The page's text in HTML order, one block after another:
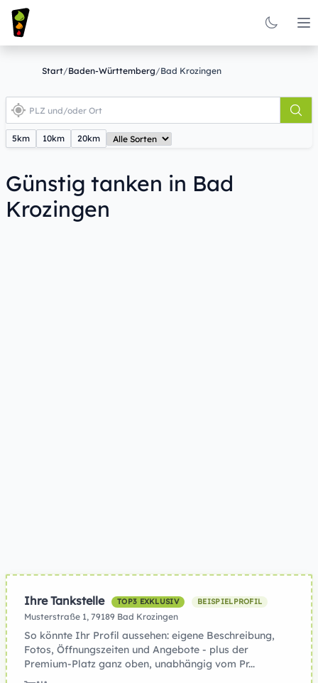
Start/Baden-Württemberg/Bad Krozingen
5km 10km 20km
Günstig tanken in Bad
Krozingen
Ihre Tankstelle TOP3 EXKLUSIV BEISPIELPROFIL
Musterstraße 1, 79189 Bad Krozingen
So könnte Ihr Profil aussehen: eigene Beschreibung,
Fotos, Öffnungszeiten und Angebote - plus der
Premium-Platz ganz oben, unabhängig vom Pr...